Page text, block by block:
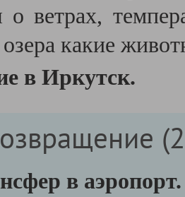
о ветрах,
озера какие
в Иркутск.
в аэропорт.